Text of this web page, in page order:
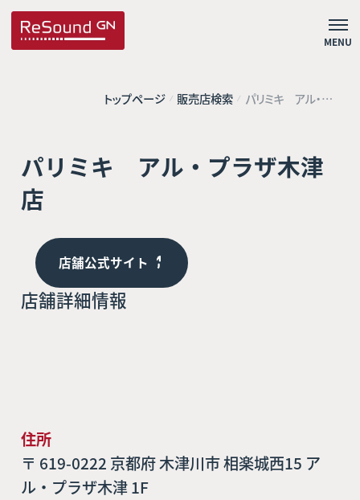
MENU
トップページ 販売店検索 パリミキ アル・プ
ラザ木津店
パリミキ アル・プラザ木津
店
店舗公式サイト
店舗詳細情報
住所
〒 619-0222 京都府 木津川市 相楽城西15 ア
ル・プラザ木津 1F